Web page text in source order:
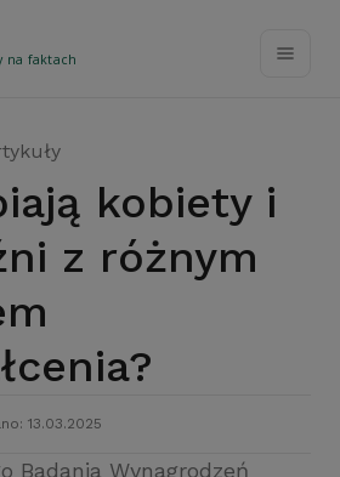
na faktach
z różnym
13.03.2025
Badania Wynagrodzeń